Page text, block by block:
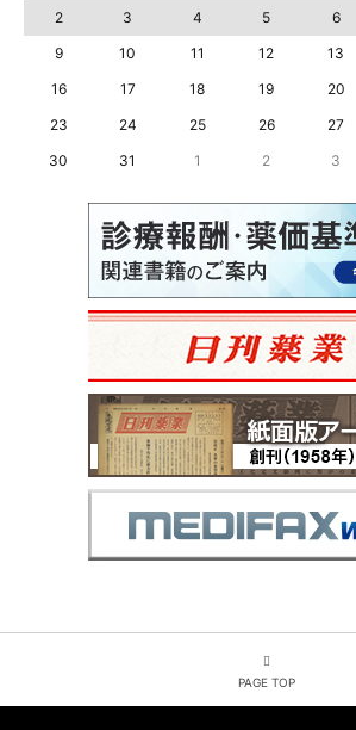
2
3 4 5 6
9
10 11 12 13
16
17 18 19 20
23
24 25 26 27
30
31 1 2 3
PAGE TOP